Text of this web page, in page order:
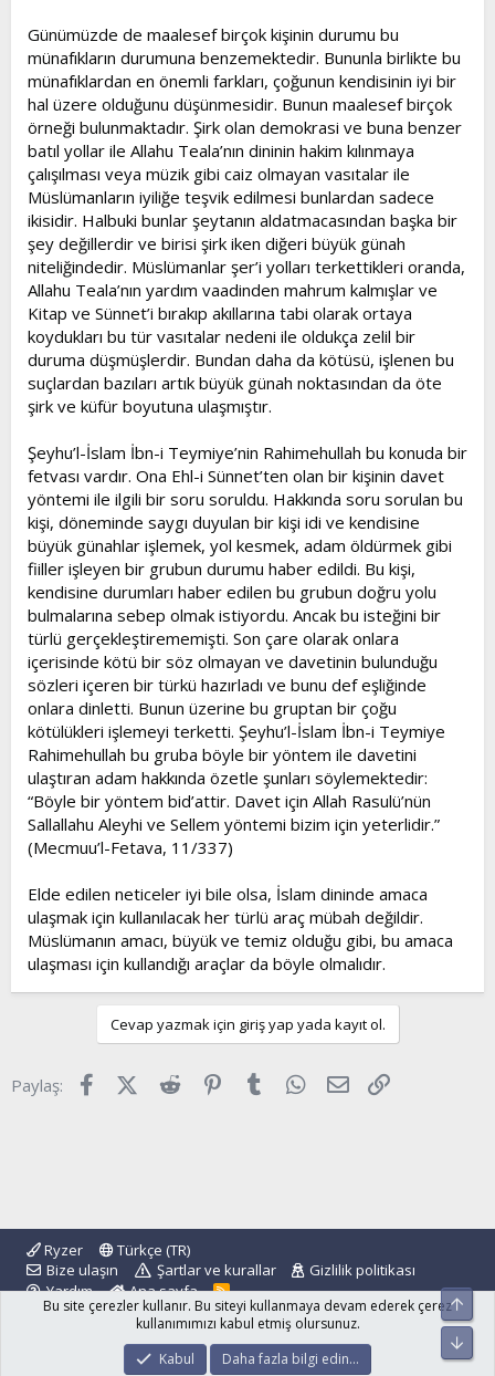
Günümüzde de maalesef birçok kişinin durumu bu
münafıkların durumuna benzemektedir. Bununla birlikte bu
münafıklardan en önemli farkları, çoğunun kendisinin iyi bir
hal üzere olduğunu düşünmesidir. Bunun maalesef birçok
örneği bulunmaktadır. Şirk olan demokrasi ve buna benzer
batıl yollar ile Allahu Teala’nın dininin hakim kılınmaya
çalışılması veya müzik gibi caiz olmayan vasıtalar ile
Müslümanların iyiliğe teşvik edilmesi bunlardan sadece
ikisidir. Halbuki bunlar şeytanın aldatmacasından başka bir
şey değillerdir ve birisi şirk iken diğeri büyük günah
niteliğindedir. Müslümanlar şer’i yolları terkettikleri oranda,
Allahu Teala’nın yardım vaadinden mahrum kalmışlar ve
Kitap ve Sünnet’i bırakıp akıllarına tabi olarak ortaya
koydukları bu tür vasıtalar nedeni ile oldukça zelil bir
duruma düşmüşlerdir. Bundan daha da kötüsü, işlenen bu
suçlardan bazıları artık büyük günah noktasından da öte
şirk ve küfür boyutuna ulaşmıştır.
Şeyhu’l-İslam İbn-i Teymiye’nin Rahimehullah bu konuda bir
fetvası vardır. Ona Ehl-i Sünnet’ten olan bir kişinin davet
yöntemi ile ilgili bir soru soruldu. Hakkında soru sorulan bu
kişi, döneminde saygı duyulan bir kişi idi ve kendisine
büyük günahlar işlemek, yol kesmek, adam öldürmek gibi
fiiller işleyen bir grubun durumu haber edildi. Bu kişi,
kendisine durumları haber edilen bu grubun doğru yolu
bulmalarına sebep olmak istiyordu. Ancak bu isteğini bir
türlü gerçekleştirememişti. Son çare olarak onlara
içerisinde kötü bir söz olmayan ve davetinin bulunduğu
sözleri içeren bir türkü hazırladı ve bunu def eşliğinde
onlara dinletti. Bunun üzerine bu gruptan bir çoğu
kötülükleri işlemeyi terketti. Şeyhu’l-İslam İbn-i Teymiye
Rahimehullah bu gruba böyle bir yöntem ile davetini
ulaştıran adam hakkında özetle şunları söylemektedir:
“Böyle bir yöntem bid’attir. Davet için Allah Rasulü’nün
Sallallahu Aleyhi ve Sellem yöntemi bizim için yeterlidir.”
(Mecmuu’l-Fetava, 11/337)
Elde edilen neticeler iyi bile olsa, İslam dininde amaca
ulaşmak için kullanılacak her türlü araç mübah değildir.
Müslümanın amacı, büyük ve temiz olduğu gibi, bu amaca
ulaşması için kullandığı araçlar da böyle olmalıdır.
Cevap yazmak için giriş yap yada kayıt ol.
Paylaş: FacebookX (Twitter)
Reddit Pinterest
Tumblr WhatsApp
E-posta
Ryzer
Türkçe (TR)
Bize ulaşın
Şartlar ve kurallar
Gizlilik politikası
Yardım
Ana sayfa
R
S
S
Community platform by XenForo ® © 2010-2024 XenForo Ltd.
© 2001 - 2024
Bu site çerezler kullanır. Bu siteyi kullanmaya devam ederek çerez
kullanımımızı kabul etmiş olursunuz.
Kabul
Daha fazla bilgi edin…
Üst
Alt